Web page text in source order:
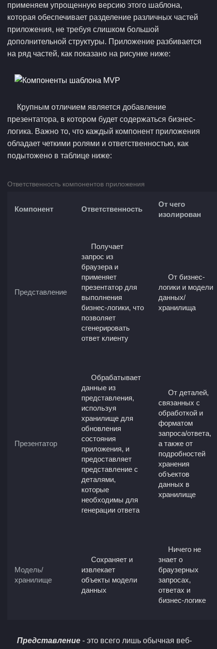
применяем упрощенную версию этого шаблона,
которая обеспечивает разделение различных частей
приложения, не требуя слишком большой
дополнительной структуры. Приложение разбивается
на ряд частей, как показано на рисунке ниже:
Крупным отличием является добавление
презентатора, в котором будет содержаться бизнес-
логика. Важно то, что каждый компонент приложения
обладает четкими ролями и ответственностью, как
подытожено в таблице ниже:
Ответственность компонентов приложения
Компонент Ответственность
От чего
изолирован
Представление
Получает
запрос из
браузера и
применяет
презентатор для
выполнения
бизнес-логики, что
позволяет
сгенерировать
ответ клиенту
От бизнес-
логики и модели
данных/
хранилища
Презентатор
Обрабатывает
данные из
представления,
используя
хранилище для
обновления
состояния
приложения, и
предоставляет
представление с
деталями,
которые
необходимы для
генерации ответа
От деталей,
связанных с
обработкой и
форматом
запроса/ответа,
а также от
подробностей
хранения
объектов
данных в
хранилище
Модель/
хранилище
Сохраняет и
извлекает
объекты модели
данных
Ничего не
знает о
браузерных
запросах,
ответах и
бизнес-логике
Представление - это всего лишь обычная веб-